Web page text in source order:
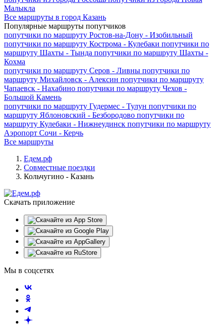
Малыкла
Все маршруты в город Казань
Популярные маршруты попутчиков
попутчики по маршруту Ростов-на-Дону - Изобильный
попутчики по маршруту Кострома - Кулебаки попутчики по
маршруту Шахты - Тында попутчики по маршруту Шахты -
Кохма
попутчики по маршруту Серов - Ливны попутчики по
маршруту Михайловск - Алексин попутчики по маршруту
Чапаевск - Нахабино попутчики по маршруту Чехов -
Большой Камень
попутчики по маршруту Гудермес - Тулун попутчики по
маршруту Яблоновский - Безбородово попутчики по
маршруту Кулебаки - Нижнеудинск попутчики по маршруту
Аэропорт Сочи - Керчь
Все маршруты
Едем.рф
Совместные поездки
Кольчугино - Казань
Скачать приложение
Мы в соцсетях